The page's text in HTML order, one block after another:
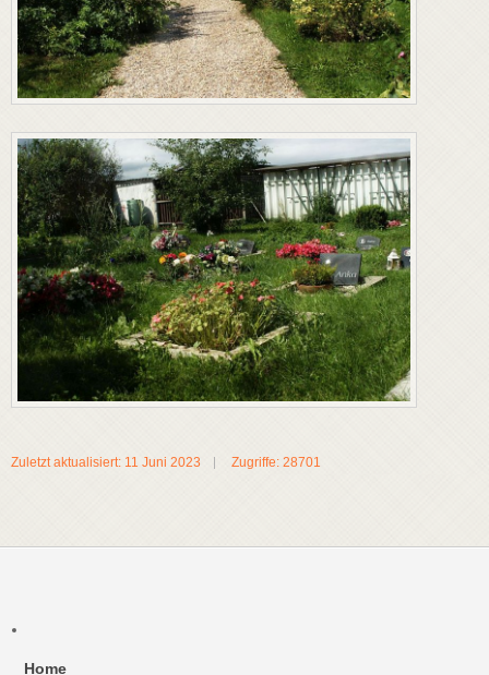
Zuletzt aktualisiert: 11 Juni 2023 Zugriffe: 28701
Home